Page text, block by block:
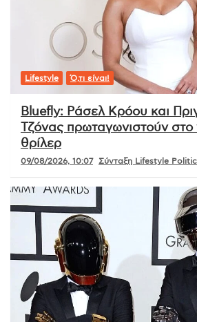
Lifestyle Ό,τι είναι!
Bluefly: Ράσελ Κρόου και
Τζόνας πρωταγωνιστούν
θρίλερ
09/08/2026, 10:07 Σύνταξη Lifestyle